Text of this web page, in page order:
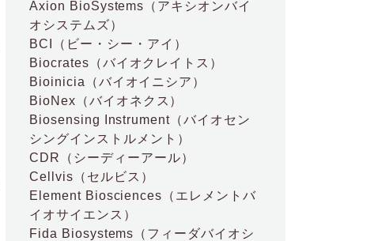
Axion BioSystems （アキシオンバイ
オシステムズ）
BCI
（ビー・シー・アイ）
Biocrates （バイオクレイトス）
Bioinicia （バイオイニシア）
BioNex （バイオネクス）
Biosensing Instrument （バイオセン
シングインストルメント）
CDR
（シーディーアール）
Cellvis （セルビス）
Element Biosciences （エレメントバ
イオサイエンス）
Fida Biosystems （フィーダバイオシ